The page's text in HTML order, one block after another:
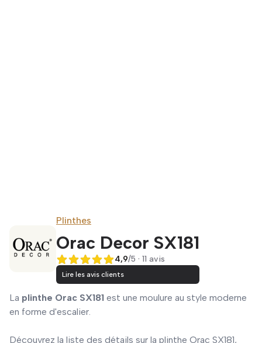
Plinthes
Orac Decor SX181
4,9 sur 5
4,9/5 · 11 avis
Lire les avis clients
La plinthe Orac SX181 est une moulure au style moderne
en forme d'escalier.
Découvrez la liste des détails sur la plinthe Orac SX181,